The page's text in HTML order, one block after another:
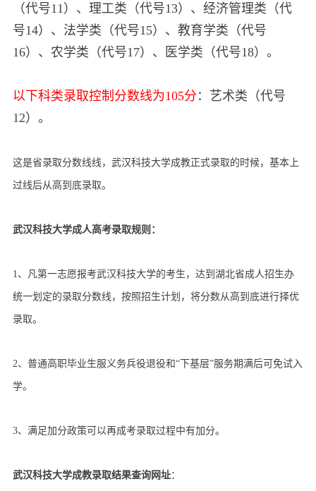
（代号11）、理工类（代号13）、经济管理类（代
号14）、法学类（代号15）、教育学类（代号
16）、农学类（代号17）、医学类（代号18）。
以下科类录取控制分数线为105分 ：艺术类（代号
12）。
这是省录取分数线线，武汉科技大学成教正式录取的时候，基本上
过线后从高到底录取。
武汉科技大学成人高考录取规则：
1、凡第一志愿报考武汉科技大学的考生，达到湖北省成人招生办
统一划定的录取分数线，按照招生计划，将分数从高到底进行择优
录取。
2、普通高职毕业生服义务兵役退役和“下基层”服务期满后可免试入
学。
3、满足加分政策可以再成考录取过程中有加分。
武汉科技大学成教录取结果查询网址：